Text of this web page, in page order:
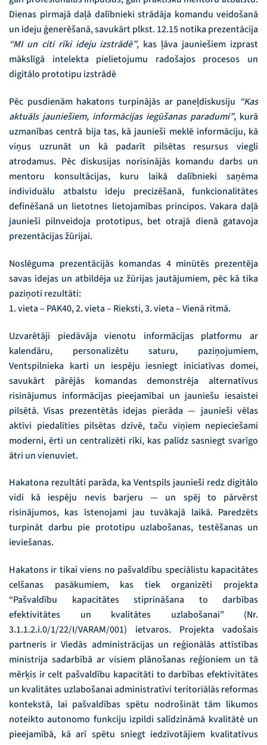
Dienas pirmajā daļā dalībnieki strādāja komandu veidošanā
un ideju ģenerēšanā, savukārt plkst. 12.15 notika prezentācija
“MI un citi rīki ideju izstrādē”, kas ļāva jauniešiem izprast
mākslīgā intelekta pielietojumu radošajos procesos un
digitālo prototipu izstrādē
Pēc pusdienām hakatons turpinājās ar paneļdiskusiju “Kas
aktuāls jauniešiem, informācijas iegūšanas paradumi”, kurā
uzmanības centrā bija tas, kā jaunieši meklē informāciju, kā
viņus uzrunāt un kā padarīt pilsētas resursus viegli
atrodamus. Pēc diskusijas norisinājās komandu darbs un
mentoru konsultācijas, kuru laikā dalībnieki saņēma
individuālu atbalstu ideju precizēšanā, funkcionalitātes
definēšanā un lietotnes lietojamības principos. Vakara daļā
jaunieši pilnveidoja prototipus, bet otrajā dienā gatavoja
prezentācijas žūrijai.
Noslēguma prezentācijās komandas 4 minūtēs prezentēja
savas idejas un atbildēja uz žūrijas jautājumiem, pēc kā tika
paziņoti rezultāti:
1. vieta – PAK40, 2. vieta – Rieksti, 3. vieta – Vienā ritmā.
Uzvarētāji piedāvāja vienotu informācijas platformu ar
kalendāru, personalizētu saturu, paziņojumiem,
Ventspilnieka karti un iespēju iesniegt iniciatīvas domei,
savukārt pārējās komandas demonstrēja alternatīvus
risinājumus informācijas pieejamībai un jauniešu iesaistei
pilsētā. Visas prezentētās idejas pierāda — jaunieši vēlas
aktīvi piedalīties pilsētas dzīvē, taču viņiem nepieciešami
moderni, ērti un centralizēti rīki, kas palīdz sasniegt svarīgo
ātri un vienuviet.
Hakatona rezultāti parāda, ka Ventspils jaunieši redz digitālo
vidi kā iespēju nevis barjeru — un spēj to pārvērst
risinājumos, kas īstenojami jau tuvākajā laikā. Paredzēts
turpināt darbu pie prototipu uzlabošanas, testēšanas un
ieviešanas.
Hakatons ir tikai viens no pašvaldību speciālistu kapacitātes
celšanas pasākumiem, kas tiek organizēti projekta
“Pašvaldību kapacitātes stiprināšana to darbības
efektivitātes un kvalitātes uzlabošanai” (Nr.
3.1.1.2.i.0/1/22/I/VARAM/001) ietvaros. Projekta vadošais
partneris ir Viedās administrācijas un reģionālās attīstības
ministrija sadarbībā ar visiem plānošanas reģioniem un tā
mērķis ir celt pašvaldību kapacitāti to darbības efektivitātes
un kvalitātes uzlabošanai administratīvi teritoriālās reformas
kontekstā, lai pašvaldības spētu nodrošināt tām likumos
noteikto autonomo funkciju izpildi salīdzināmā kvalitātē un
pieejamībā, kā arī spētu sniegt iedzīvotājiem kvalitatīvus